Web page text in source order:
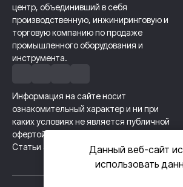
центр, объединивший в себя
производственную, инжиниринговую и
торговую компанию по продаже
промышленного оборудования и
инструмента.
Информация на сайте носит
ознакомительный характер и ни при
каких условиях не является публичной
офертой, определяемой положениями
Статьи 437 Гражданского кодекса РФ.
Данный веб-сайт
использовать